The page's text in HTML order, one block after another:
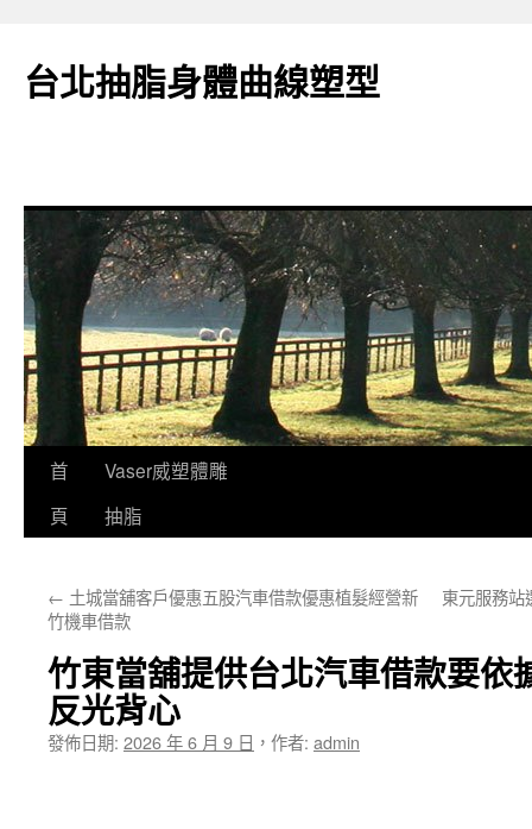
台北抽脂身體曲線塑型
跳
要
首
頁
Vaser威塑體雕
抽脂
← 土城當舖客戶優惠五股汽車借款優惠植髮經營新
竹機車借款
東元服務站
竹東當舖提供台北汽車借款要依
反光背心
發佈日期: 2026 年 6 月 9 日 ， 作者: admin